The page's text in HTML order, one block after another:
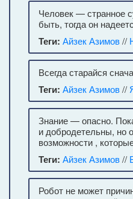
Человек — странное
быть, тогда он
Теги: Айзек Азимов//
Всегда старайся
Теги: Айзек Азимов//
Знание — опасно.
и добродетельны, но
возможности ,
Теги: Айзек Азимов//
Робот не может